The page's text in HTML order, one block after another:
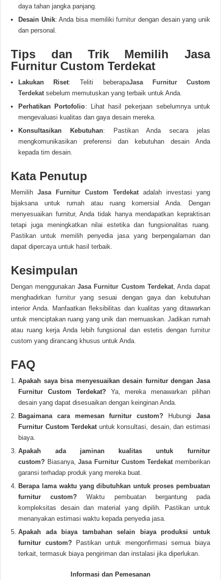
daya tahan jangka panjang.
Desain Unik: Anda bisa memilikifurnitur dengan desain yang unik
dan personal.
Tips dan Trik Memilih Jasa
Furnitur Custom Terdekat
Lakukan Riset: Teliti beberapaJasa Furnitur Custom
Terdekat sebelum memutuskan yang terbaik untuk Anda.
Perhatikan Portofolio: Lihat hasil pekerjaan sebelumnya untuk
mengevaluasi kualitas dan gaya desain mereka.
Konsultasikan Kebutuhan: Pastikan Anda secara jelas
mengkomunikasikan preferensi dan kebutuhan desain Anda
kepada tim desain.
Kata Penutup
Memilih Jasa Furnitur Custom Terdekat
adalah investasi yang
bijaksana untuk rumah atau ruang komersial Anda. Dengan
menyesuaikan furnitur, Anda tidak hanya mendapatkan kepraktisan
tetapi juga meningkatkan nilai estetika dan fungsionalitas ruang.
Pastikan untuk memilih penyedia jasa yang berpengalaman dan
dapat dipercaya untuk hasil terbaik.
Kesimpulan
Dengan menggunakanJasa Furnitur Custom Terdekat, Anda dapat
menghadirkan furnituryang sesuai dengan gaya dan kebutuhan
interior Anda. Manfaatkan fleksibilitas dan kualitas yang ditawarkan
untuk menciptakan ruang yang unik dan memuaskan. Jadikan rumah
atau ruang kerja Anda lebih fungsional dan estetis dengan furnitur
custom yang dirancang khusus untuk Anda.
FAQ
Apakah saya bisa menyesuaikan desain furnitur dengan Jasa
Furnitur Custom Terdekat?Ya, mereka menawarkan pilihan
desain yang dapat disesuaikan dengan keinginan Anda.
Bagaimana cara memesan furnitur custom? Hubungi Jasa
Furnitur Custom Terdekatuntuk konsultasi, desain, dan estimasi
biaya.
Apakah ada jaminan kualitas untuk furnitur
custom? Biasanya,Jasa Furnitur Custom Terdekatmemberikan
garansi terhadap produk yang mereka buat.
Berapa lama waktu yang dibutuhkan untuk proses pembuatan
furnitur custom? Waktu pembuatan bergantung pada
kompleksitas desain dan material yang dipilih. Pastikan untuk
menanyakan estimasi waktu kepada penyedia jasa.
Apakah ada biaya tambahan selain biaya produksi untuk
furnitur custom?Pastikan untuk mengonfirmasi semua biaya
terkait, termasuk biaya pengiriman dan instalasi jika diperlukan.
Informasi dan Pemesanan